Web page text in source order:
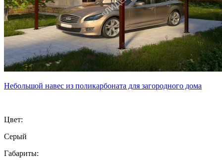
Небольшой навес из поликарбоната для загородного дома
Цвет:
Серый
Габариты: